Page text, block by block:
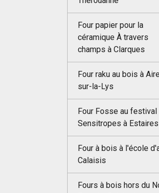
Four papier pour la
céramique À travers
champs à Clarques
Four raku au bois à
sur-la-Lys
Four Fosse au festival
Sensitropes à Estaires
Four à bois à l'école
Calaisis
Fours à bois hors du